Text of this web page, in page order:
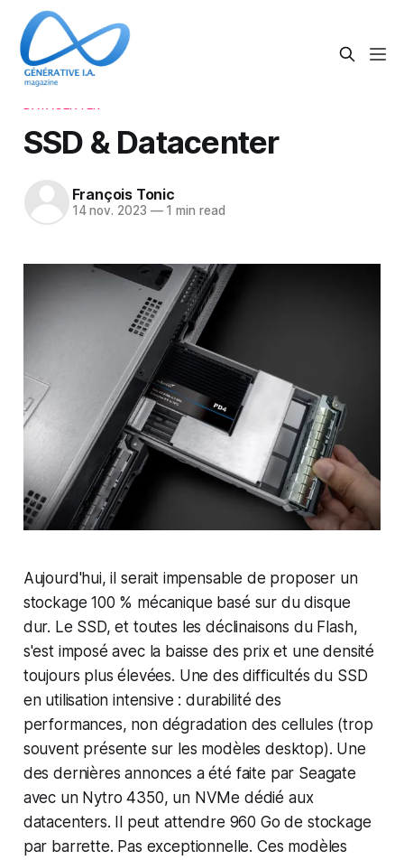
SSD & Datacenter
François Tonic
14 nov. 2023 —1 min read
Aujourd'hui, il serait impensable de proposer un
stockage 100 % mécanique basé sur du disque
dur. Le SSD, et toutes les déclinaisons du Flash,
s'est imposé avec la baisse des prix et une densité
toujours plus élevées. Une des difficultés du SSD
en utilisation intensive : durabilité des
performances, non dégradation des cellules (trop
souvent présente sur les modèles desktop). Une
des dernières annonces a été faite par Seagate
avec un Nytro 4350, un NVMe dédié aux
datacenters. Il peut attendre 960 Go de stockage
par barrette. Pas exceptionnelle. Ces modèles